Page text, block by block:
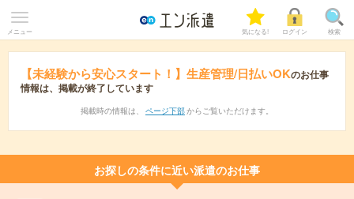
メニュー 気になる! ログイン 検索
【未経験から安心スタート！】生産管理/日払いOKのお仕事
情報は、掲載が終了しています
掲載時の情報は、 ページ下部 からご覧いただけます。
お探しの条件に近い派遣のお仕事